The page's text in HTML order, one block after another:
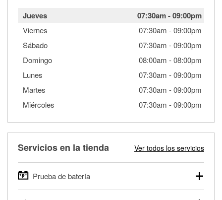
Jueves 07:30am-09:00pm
Viernes 07:30am -09:00pm
Sábado
07:30am -09:00pm
Domingo
08:00am -08:00pm
Lunes
07:30am -09:00pm
Martes
07:30am -09:00pm
Miércoles
07:30am -09:00pm
Servicios en la tienda Ver todos los servicios
Prueba de batería